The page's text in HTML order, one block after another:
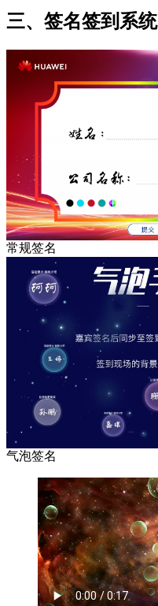
三、签名签到系统
常规签名
气泡签名